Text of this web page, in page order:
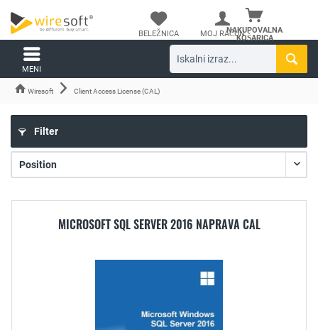
NAKUPOVALNA
KOŠARICA
BELEŽNICA MOJ RAČUN
MENI
Wiresoft Client Access License (CAL)
Filter
MICROSOFT SQL SERVER 2016 NAPRAVA CAL